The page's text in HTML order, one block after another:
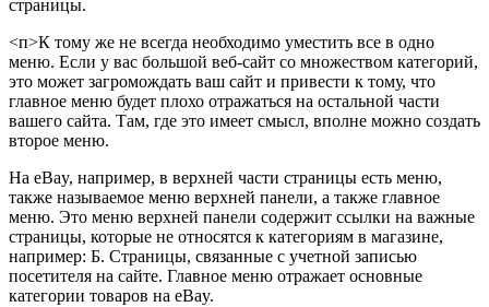
страницы.
<п>К тому же не всегда необходимо уместить все в одно
меню. Если у вас большой веб-сайт со множеством категорий,
это может загромождать ваш сайт и привести к тому, что
главное меню будет плохо отражаться на остальной части
вашего сайта. Там, где это имеет смысл, вполне можно создать
второе меню.
На eBay, например, в верхней части страницы есть меню,
также называемое меню верхней панели, а также главное
меню. Это меню верхней панели содержит ссылки на важные
страницы, которые не относятся к категориям в магазине,
например: Б. Страницы, связанные с учетной записью
посетителя на сайте. Главное меню отражает основные
категории товаров на eBay.